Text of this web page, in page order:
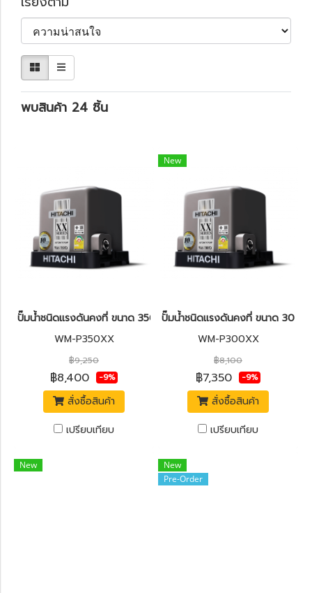
พบสินค้า 24 ชิ้น
ปั๊มน้ำชนิดแรงดันคงที่ ขนาด 350 วัตต์ HITACHI WM-P350XX
WM-P350XX
฿9,250
฿8,400 -9%
สั่งซื้อสินค้า
เปรียบเทียบ
New
ปั๊มน้ำชนิดแรงดันคงที่ ขนาด 300
WM-P300XX
฿8,100
฿7,350 -9%
สั่งซื้อสินค้า
เปรียบเทียบ
New
New
Pre-Order